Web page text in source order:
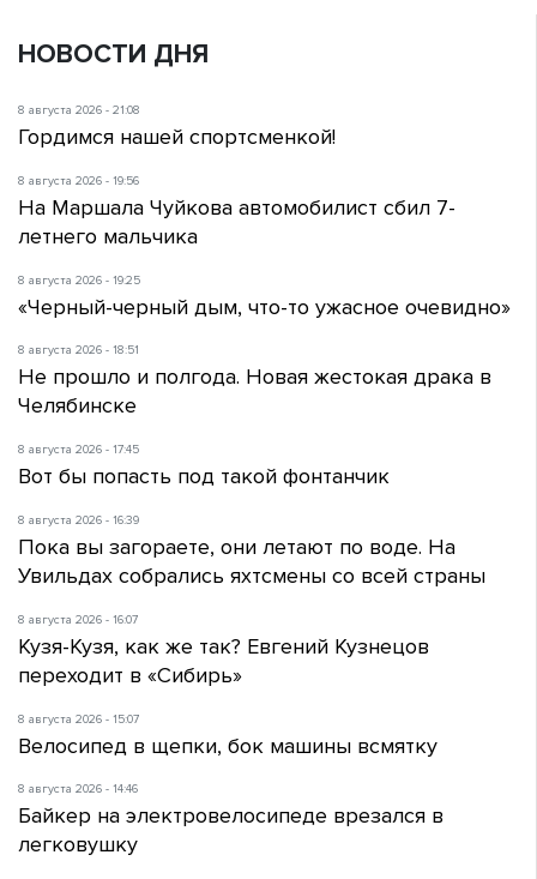
НОВОСТИ ДНЯ
8 августа 2026 - 21:08
Гордимся нашей спортсменкой!
8 августа 2026 - 19:56
На Маршала Чуйкова автомобилист сбил 7-
летнего мальчика
8 августа 2026 - 19:25
«Черный-черный дым, что-то ужасное очевидно»
8 августа 2026 - 18:51
Не прошло и полгода. Новая жестокая драка в
Челябинске
8 августа 2026 - 17:45
Вот бы попасть под такой фонтанчик
8 августа 2026 - 16:39
Пока вы загораете, они летают по воде. На
Увильдах собрались яхтсмены со всей страны
8 августа 2026 - 16:07
Кузя-Кузя, как же так? Евгений Кузнецов
переходит в «Сибирь»
8 августа 2026 - 15:07
Велосипед в щепки, бок машины всмятку
8 августа 2026 - 14:46
Байкер на электровелосипеде врезался в
легковушку